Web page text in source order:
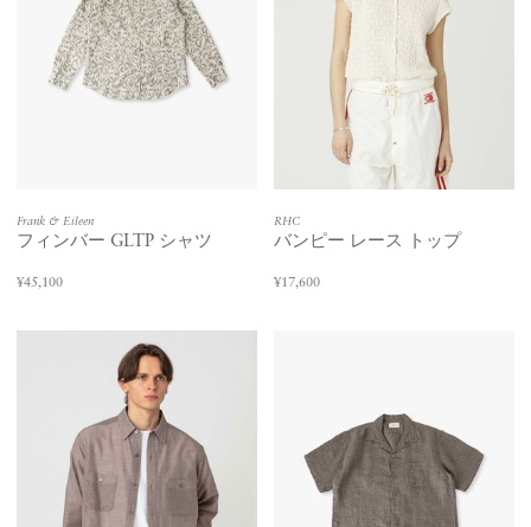
Frank & Eileen
フィンバー GLTP シャツ
¥45,100
RHC
バンピー レース トップ
¥17,600